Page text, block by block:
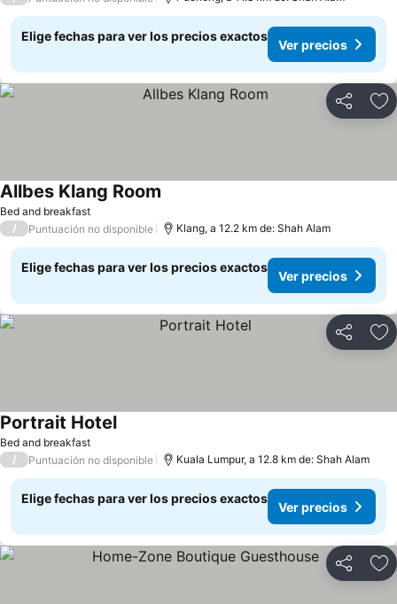
Elige fechas para ver los precios exactos
Ver precios
Compartir
Bed and breakfast
Allbes Klang Room
/ Puntuación no disponible Klang, a 12.2 km de: Shah Alam
Elige fechas para ver los precios exactos
Ver precios
Compartir
Bed and breakfast
Portrait HotelVer precios
/ Puntuación no disponible Kuala Lumpur, a 12.8 km de: Shah Alam
Elige fechas para ver los precios exactos
Ver precios
Compartir